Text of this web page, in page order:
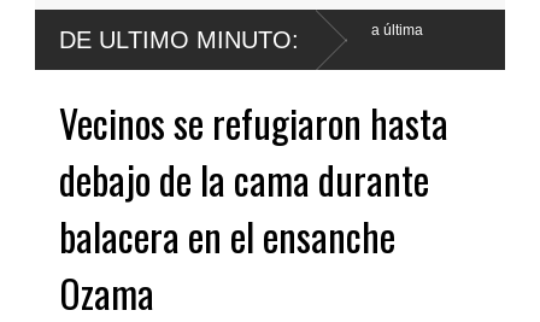
DE ULTIMO MINUTO:
en condición migratoria irregular durante la última
Vecinos se refugiaron hasta
debajo de la cama durante
balacera en el ensanche
Ozama